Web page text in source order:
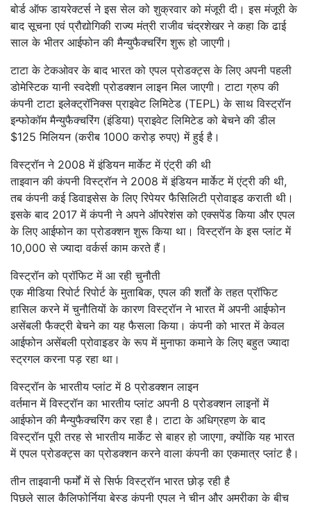
बोर्ड ऑफ डायरेक्टर्स ने इस सेल को शुक्रवार को मंजूरी दी। इस मंजूरी के
बाद सूचना एवं प्रौद्योगिकी राज्य मंत्री राजीव चंद्रशेखर ने कहा कि ढाई
साल के भीतर आईफोन की मैन्युफैक्चरिंग शुरू हो जाएगी।
टाटा के टेकओवर के बाद भारत को एपल प्रोडक्ट्स के लिए अपनी पहली
डोमेस्टिक यानी स्वदेशी प्रोडक्शन लाइन मिल जाएगी। टाटा ग्रुप की
कंपनी टाटा इलेक्ट्रॉनिक्स प्राइवेट लिमिटेड (TEPL) के साथ विस्ट्रॉन
इन्फोकॉम मैन्युफैक्चरिंग (इंडिया) प्राइवेट लिमिटेड को बेचने की डील
$125 मिलियन (करीब 1000 करोड़ रुपए) में हुई है।
विस्ट्रॉन ने 2008 में इंडियन मार्केट में एंट्री की थी
ताइवान की कंपनी विस्ट्रॉन ने 2008 में इंडियन मार्केट में एंट्री की थी,
तब कंपनी कई डिवाइसेस के लिए रिपेयर फैसिलिटी प्रोवाइड कराती थी।
इसके बाद 2017 में कंपनी ने अपने ऑपरेशंस को एक्सपेंड किया और एपल
के लिए आईफोन का प्रोडक्शन शुरू किया था। विस्ट्रॉन के इस प्लांट में
10,000 से ज्यादा वर्कर्स काम करते हैं।
विस्ट्रॉन को प्रॉफिट में आ रही चुनौती
एक मीडिया रिपोर्ट रिपोर्ट के मुताबिक, एपल की शर्तों के तहत प्रॉफिट
हासिल करने में चुनौतियों के कारण विस्ट्रॉन ने भारत में अपनी आईफोन
असेंबली फैक्ट्री बेचने का यह फैसला किया। कंपनी को भारत में केवल
आईफोन असेंबली प्रोवाइडर के रूप में मुनाफा कमाने के लिए बहुत ज्यादा
स्ट्रगल करना पड़ रहा था।
विस्ट्रॉन के भारतीय प्लांट में 8 प्रोडक्शन लाइन
वर्तमान में विस्ट्रॉन का भारतीय प्लांट अपनी 8 प्रोडक्शन लाइनों में
आईफोन की मैन्युफैक्चरिंग कर रहा है। टाटा के अधिग्रहण के बाद
विस्ट्रॉन पूरी तरह से भारतीय मार्केट से बाहर हो जाएगा, क्योंकि यह भारत
में एपल प्रोडक्ट्स का प्रोडक्शन करने वाला कंपनी का एकमात्र प्लांट है।
तीन ताइवानी फर्मों में से सिर्फ विस्ट्रॉन भारत छोड़ रही है
पिछले साल कैलिफोर्निया बेस्ड कंपनी एपल ने चीन और अमरीका के बीच